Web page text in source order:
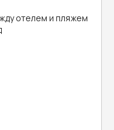
отелем и пляжем